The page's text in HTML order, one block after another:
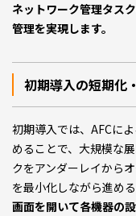
ネットワーク管理タス
管理を実現します。
初期導入の短期化
初期導入では、AFCに
めることで、大規模な
クをアンダーレイから
を最小化しながら進め
画面を開いて各機器の